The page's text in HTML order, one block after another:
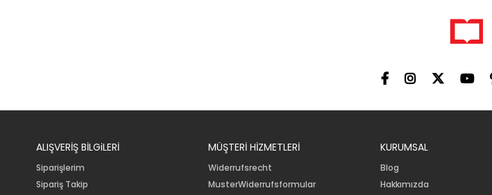
ALIŞVERİŞ BİLGiLERİ
Siparişlerim
Sipariş Takip
MÜŞTERİ HİZMETLERİ
Widerrufsrecht
MusterWiderrufsformular
KURUMSAL
Blog
Hakkımızda